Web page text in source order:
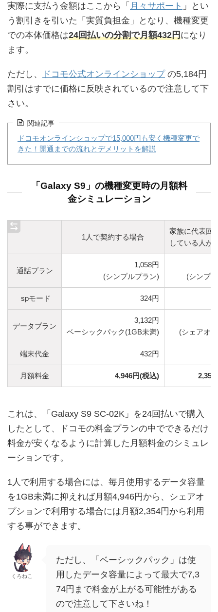
実際に支払う金額はここから「 月々サポート 」とい
う割引きを引いた「実質負担金」となり、機種変更
での本体価格は24回払いの分割で月額432円になり
ます。
ただし、 ドコモ公式オンラインショップの5,184円
割引はすでに価格に反映されているので注意して下
さい。
関連記事
ドコモオンラインショップで15,000円も安く機種変更で
きた！開通までの流れとデメリットを解説
「Galaxy S9」の機種変更時の月額料
金シミュレーション
1人で契約する場合
家族に代表回
している人が
通話プラン
1,058円
(シンプルプラン)
(シンプ
spモード 324円
データプラン
3,132円
ベーシックパック(1GB未満)
(シェアオ
端末代金 432円
月額料金 4,946円(税込) 2,354
これは、「Galaxy S9 SC-02K」を24回払いで購入
したとして、ドコモの料金プランの中でできるだけ
料金が安くなるように計算した月額料金のシミュレ
ーションです。
1人で利用する場合には、毎月使用するデータ容量
を1GB未満に抑えれば月額4,946円から、シェアオ
プションで利用する場合には月額2,354円から利用
する事ができます。
くろねこ
ただし、「ベーシックパック」は使
用したデータ容量によって最大で7,3
74円まで料金が上がる可能性がある
ので注意して下さいね！